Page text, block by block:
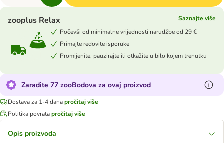
zooplus Relax
Saznajte više
Počevši od minimalne vrijednosti narudžbe od 29 €
Primajte redovite isporuke
Promijenite, pauzirajte ili otkažite u bilo kojem trenutku
Zaradite 77 zooBodova za ovaj proizvod
Dostava za 1-4 danapročitaj više
Politika povratapročitaj više
Opis proizvoda